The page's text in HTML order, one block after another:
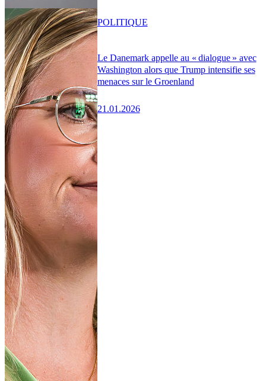
Le Danemark appelle au « dialogue » avec
Washington alors que Trump intensifie ses
menaces sur le Groenland
21.01.2026
POLITIQUE